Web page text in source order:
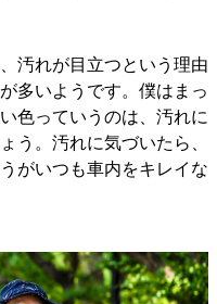
汚れが目立つという理由
多いようです。僕はまっ
色っていうのは、汚れに
う。汚れに気づいたら、
がいつも車内をキレイな